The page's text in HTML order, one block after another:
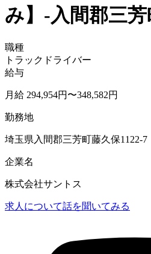
み】-入間郡三
職種
トラックドライバー
給与
月給 294,954円〜348,582円
勤務地
埼玉県入間郡三芳町藤久保1122-7
企業名
株式会社サントス
求人について話を聞いてみる